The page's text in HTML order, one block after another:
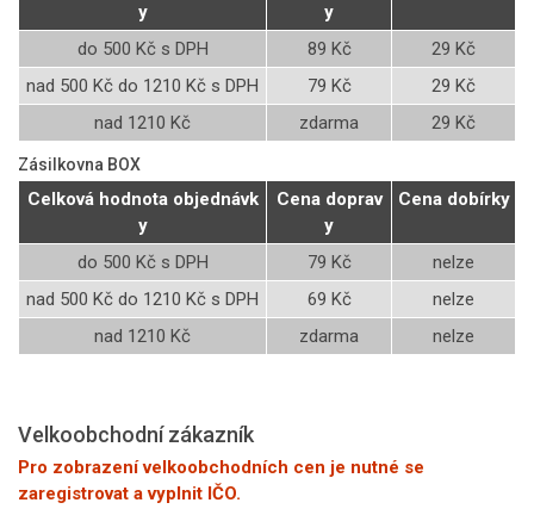
y
y
do 500 Kč s DPH 89 Kč
29 Kč
nad 500 Kč do 1210 Kč s DPH
79 Kč
29 Kč
nad 1210 Kč
zdarma 29 Kč
Zásilkovna BOX
Celková hodnota objednávk
y
Cena doprav
y
Cena dobírky
do 500 Kč s DPH 79 Kč
nelze
nad 500 Kč do 1210 Kč s DPH
69 Kč
nelze
nad 1210 Kč
zdarma nelze
Velkoobchodní zákazník
Pro zobrazení velkoobchodních cen je nutné se
zaregistrovat a vyplnit IČO.